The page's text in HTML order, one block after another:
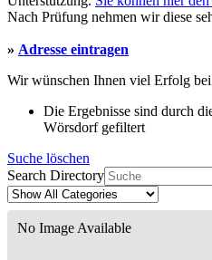
Nach Prüfung nehmen wir diese
» Adresse eintragen
Wir wünschen Ihnen viel Erfolg
Die Ergebnisse sind durch
Wörsdorf gefiltert
Suche löschen
Search Directory
No Image Available